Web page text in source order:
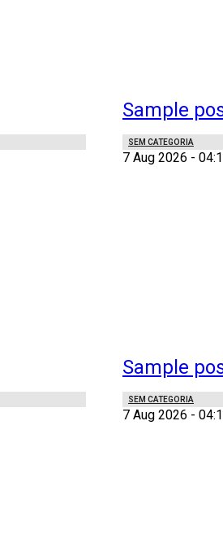
Sample
SEM CATEGORIA
7 Aug 2026 -
Sample
SEM CATEGORIA
7 Aug 2026 -